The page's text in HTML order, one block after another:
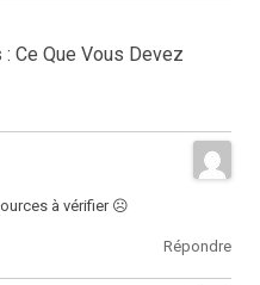
Ce Que Vous Devez
à vérifier ☹️
Répondre